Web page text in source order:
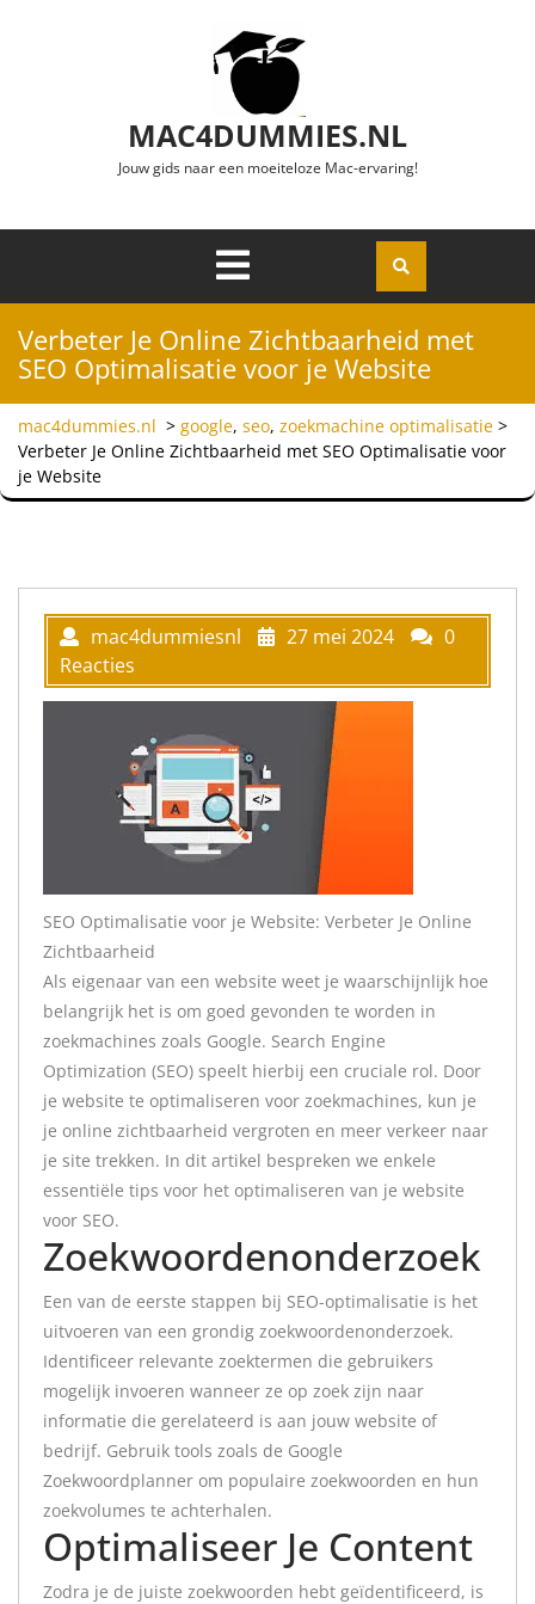
MAC4DUMMIES.NL
Jouw gids naar een moeiteloze Mac-ervaring!
Openen
Verbeter Je Online Zichtbaarheid met
SEO Optimalisatie voor je Website
mac4dummies.nl > google, seo, zoekmachine optimalisatie >
Verbeter Je Online Zichtbaarheid met SEO Optimalisatie voor
je Website
mac4dummiesnl 27 mei 2024
0
Reacties
SEO Optimalisatie voor je Website: Verbeter Je Online
Zichtbaarheid
Als eigenaar van een website weet je waarschijnlijk hoe
belangrijk het is om goed gevonden te worden in
zoekmachines zoals Google. Search Engine
Optimization (SEO) speelt hierbij een cruciale rol. Door
je website te optimaliseren voor zoekmachines, kun je
je online zichtbaarheid vergroten en meer verkeer naar
je site trekken. In dit artikel bespreken we enkele
essentiële tips voor het optimaliseren van je website
voor SEO.
Zoekwoordenonderzoek
Een van de eerste stappen bij SEO-optimalisatie is het
uitvoeren van een grondig zoekwoordenonderzoek.
Identificeer relevante zoektermen die gebruikers
mogelijk invoeren wanneer ze op zoek zijn naar
informatie die gerelateerd is aan jouw website of
bedrijf. Gebruik tools zoals de Google
Zoekwoordplanner om populaire zoekwoorden en hun
zoekvolumes te achterhalen.
Optimaliseer Je Content
Zodra je de juiste zoekwoorden hebt geïdentificeerd, is